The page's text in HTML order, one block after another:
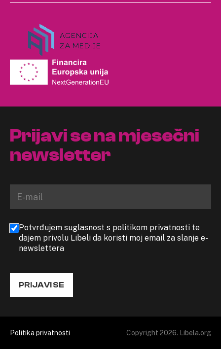
Prijavi se na mjesečni
newsletter
Potvrđujem suglasnost s politikom privatnosti te
dajem privolu Libeli da koristi moj email za slanje e-
newslettera
PRIJAVI SE
Politika privatnosti Copyright 2026. Libela.org